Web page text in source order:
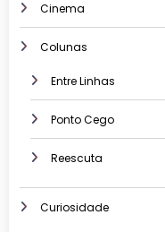
Cinema
Colunas
Entre Linhas
Ponto Cego
Reescuta
Curiosidade